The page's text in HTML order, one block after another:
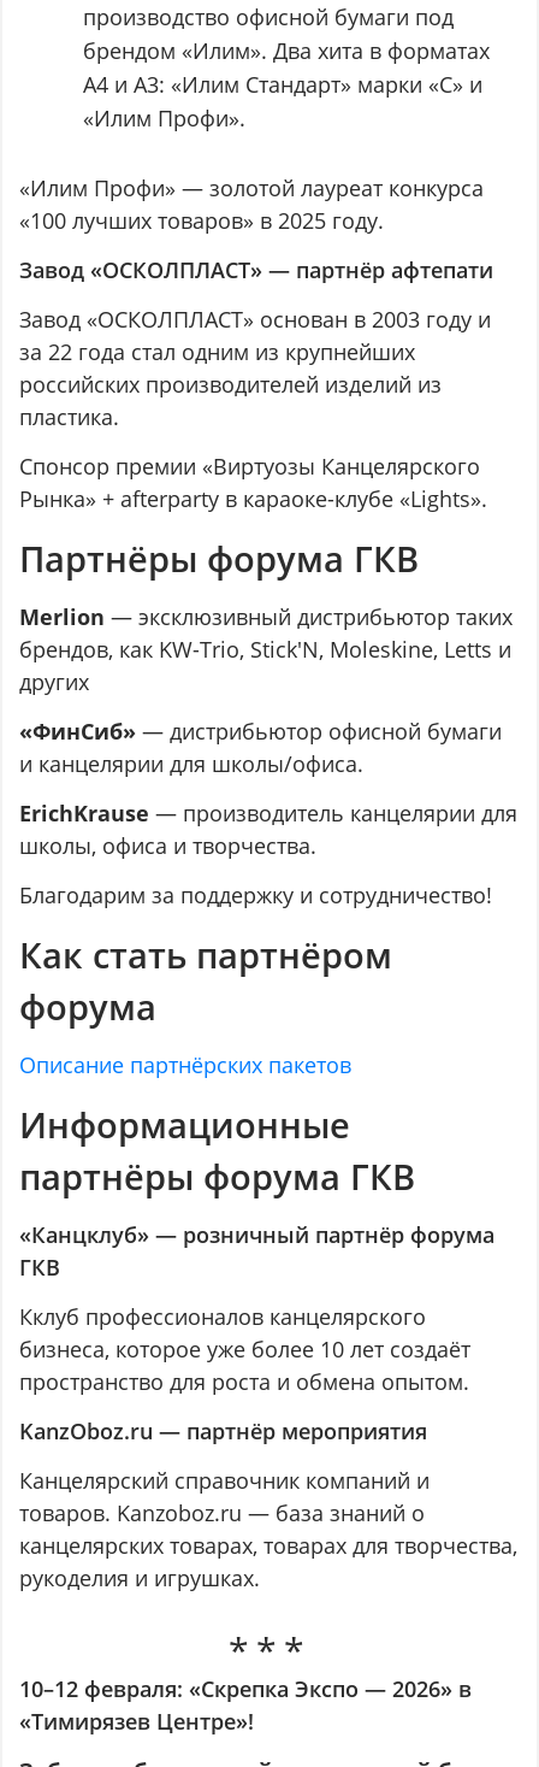
производство офисной бумаги под
брендом «Илим». Два хита в форматах
A4 и A3: «Илим Стандарт» марки «С» и
«Илим Профи».
«Илим Профи» — золотой лауреат конкурса
«100 лучших товаров» в 2025 году.
Завод «ОСКОЛПЛАСТ» — партнёр афтепати
Завод «ОСКОЛПЛАСТ» основан в 2003 году и
за 22 года стал одним из крупнейших
российских производителей изделий из
пластика.
Спонсор премии «Виртуозы Канцелярского
Рынка» + afterparty в караоке-клубе «Lights».
Партнёры форума ГКВ
Merlion — эксклюзивный дистрибьютор таких
брендов, как KW-Trio, Stick'N, Moleskine, Letts и
других
«ФинСиб» — дистрибьютор офисной бумаги
и канцелярии для школы/офиса.
ErichKrause — производитель канцелярии для
школы, офиса и творчества.
Благодарим за поддержку и сотрудничество!
Как стать партнёром
форума
Описание партнёрских пакетов
Информационные
партнёры форума ГКВ
«Канцклуб» — розничный партнёр форума
ГКВ
Кклуб профессионалов канцелярского
бизнеса, которое уже более 10 лет создаёт
пространство для роста и обмена опытом.
KanzOboz.ru — партнёр мероприятия
Канцелярский справочник компаний и
товаров. Kanzoboz.ru — база знаний о
канцелярских товарах, товарах для творчества,
рукоделия и игрушках.
10–12 февраля: «Скрепка Экспо — 2026» в
«Тимирязев Центре»!